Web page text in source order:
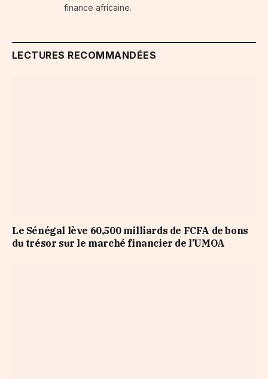
finance africaine.
LECTURES RECOMMANDÉES
Le Sénégal lève 60,500 milliards de FCFA de bons
du trésor sur le marché financier de l’UMOA